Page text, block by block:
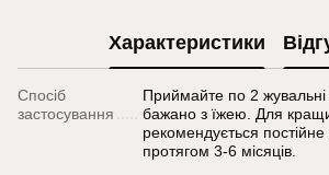
Характеристики
Спосіб
застосування
Приймайте по 2
бажано з їжею. Для
рекомендується
протягом 3-6 місяців.